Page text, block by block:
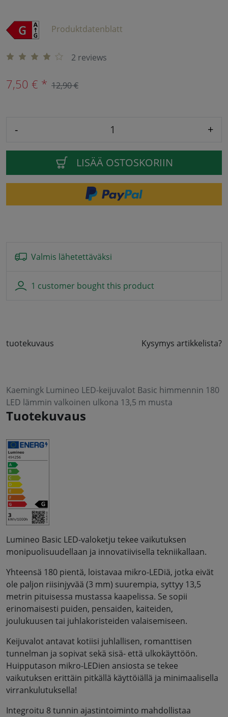
Produktdatenblatt
2 reviews
7,50 € * 12,90 €
- +
LISÄÄ OSTOSKORIIN
Valmis lähetettäväksi
1 customer bought this product
tuotekuvaus Kysymys artikkelista?
Kaemingk Lumineo LED-keijuvalot Basic himmennin 180
LED lämmin valkoinen ulkona 13,5 m musta
Tuotekuvaus
Lumineo Basic LED-valoketju tekee vaikutuksen
monipuolisuudellaan ja innovatiivisella tekniikallaan.
Yhteensä 180 pientä, loistavaa mikro-LEDiä, jotka eivät
ole paljon riisinjyvää (3 mm) suurempia, syttyy 13,5
metrin pituisessa mustassa kaapelissa. Se sopii
erinomaisesti puiden, pensaiden, kaiteiden,
joulukuusen tai juhlakoristeiden valaisemiseen.
Keijuvalot antavat kotiisi juhlallisen, romanttisen
tunnelman ja sopivat sekä sisä- että ulkokäyttöön.
Huipputason mikro-LEDien ansiosta se tekee
vaikutuksen erittäin pitkällä käyttöiällä ja minimaalisella
virrankulutuksella!
Integroitu 8 tunnin ajastintoiminto mahdollistaa